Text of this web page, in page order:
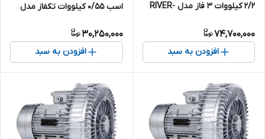
2/2 کیلووات 3 فاز مدل RIVER-
74,700,000
افزودن به سبد
اسب 0/55 کیلووات تکفاز مدل
30,250,000
افزودن به سبد